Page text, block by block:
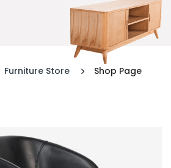
Furniture Store Shop Page